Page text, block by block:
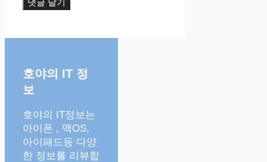
호야의 IT 정
보
호야의 IT정보는
아이폰 , 맥OS,
아이패드등 다양
한 정보를 리뷰합